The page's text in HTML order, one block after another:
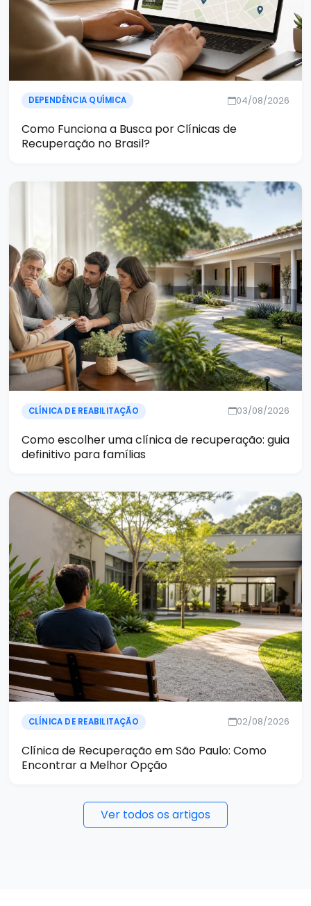
DEPENDÊNCIA QUÍMICA 04/08/2026
Como Funciona a Busca por Clínicas de
Recuperação no Brasil?
CLÍNICA DE REABILITAÇÃO 03/08/2026
Como escolher uma clínica de recuperação: guia
definitivo para famílias
CLÍNICA DE REABILITAÇÃO 02/08/2026
Clínica de Recuperação em São Paulo: Como
Encontrar a Melhor Opção
Ver todos os artigos